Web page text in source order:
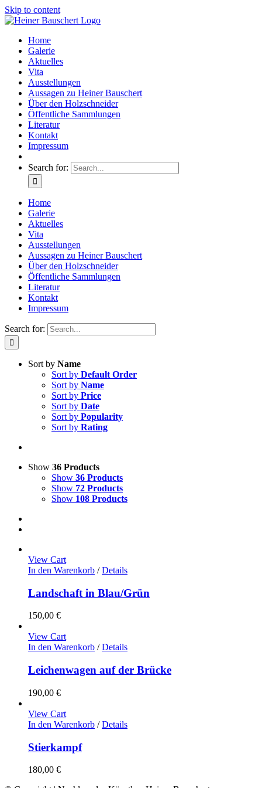
Skip to content
Home
Galerie
Aktuelles
Vita
Ausstellungen
Aussagen zu Heiner Bauschert
Über den Holzschneider
Öffentliche Sammlungen
Literatur
Kontakt
Impressum
Search for:
Home
Galerie
Aktuelles
Vita
Ausstellungen
Aussagen zu Heiner Bauschert
Über den Holzschneider
Öffentliche Sammlungen
Literatur
Kontakt
Impressum
Search for:
Sort by Name
Sort by Default Order
Sort by Name
Sort by Price
Sort by Date
Sort by Popularity
Sort by Rating
Show 36 Products
Show 36 Products
Show 72 Products
Show 108 Products
View Cart
In den Warenkorb / Details
Landschaft in Blau/Grün
150,00 €
View Cart
In den Warenkorb / Details
Leichenwagen auf der Brücke
190,00 €
View Cart
In den Warenkorb / Details
Stierkampf
180,00 €